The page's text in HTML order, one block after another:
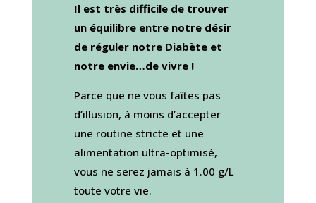
Il est très difficile de trouver
un équilibre entre notre désir
de réguler notre Diabète et
notre envie…de vivre !
Parce que ne vous faîtes pas
d’illusion, à moins d’accepter
une routine stricte et une
alimentation ultra-optimisé,
vous ne serez jamais à 1.00 g/L
toute votre vie.